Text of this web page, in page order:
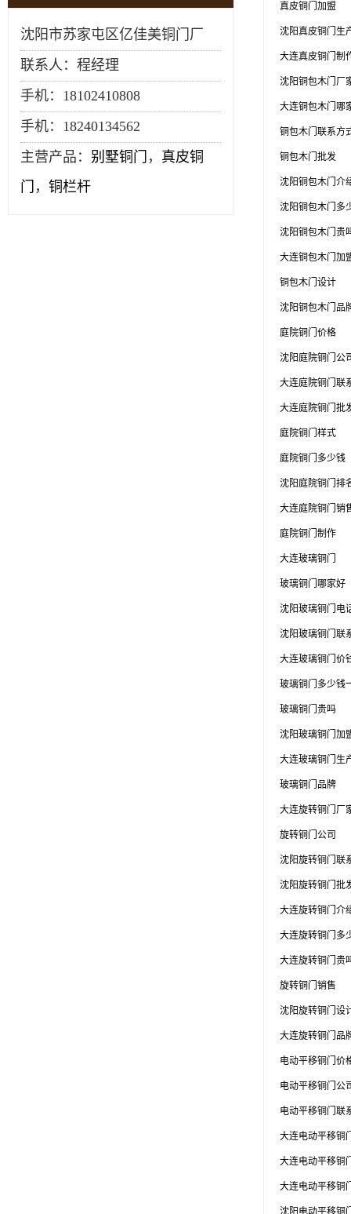
沈阳市苏家屯区亿佳美铜门厂
联系人：程经理
手机：18102410808
手机： 18240134562
主营产品： 别墅铜门 ， 真皮铜
门
， 铜栏杆
真皮铜门加盟
沈阳真皮铜门生
大连真皮铜门制
沈阳铜包木门厂
大连铜包木门哪
铜包木门联系方
铜包木门批发
沈阳铜包木门介
沈阳铜包木门多
沈阳铜包木门贵
大连铜包木门加
铜包木门设计
沈阳铜包木门品
庭院铜门价格
沈阳庭院铜门公
大连庭院铜门联
大连庭院铜门批
庭院铜门样式
庭院铜门多少钱
沈阳庭院铜门排
大连庭院铜门销
庭院铜门制作
大连玻璃铜门
玻璃铜门哪家好
沈阳玻璃铜门电
沈阳玻璃铜门联
大连玻璃铜门价
玻璃铜门多少钱
玻璃铜门贵吗
沈阳玻璃铜门加
大连玻璃铜门生
玻璃铜门品牌
大连旋转铜门厂
旋转铜门公司
沈阳旋转铜门联
沈阳旋转铜门批
大连旋转铜门介
大连旋转铜门多
大连旋转铜门贵
旋转铜门销售
沈阳旋转铜门设
大连旋转铜门品
电动平移铜门价
电动平移铜门公
电动平移铜门联
大连电动平移铜
大连电动平移铜
大连电动平移铜
沈阳电动平移铜